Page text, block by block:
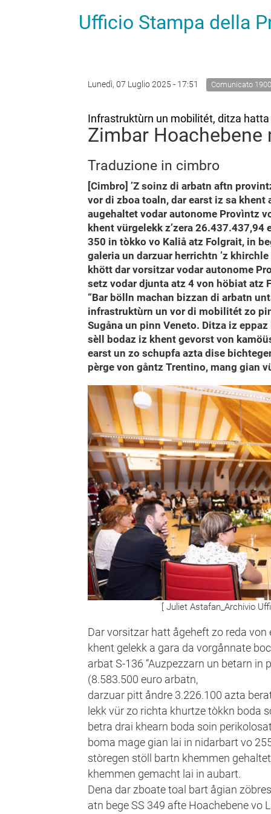
Ufficio Stampa della
Lunedì, 07 Luglio 2025 - 17:51 Comunicato 1900
Infrastruktùrn un mobilitét, ditza
Zimbar
Traduzione in cimbro
[Cimbro] ’Z soinz di arbatn aftn
vor di zboa toaln, dar earst iz sa
augehaltet vodar autonome Provìntz
khent vürgelekk z’zera
350 in tòkko vo Kaliå atz Folgrait, in
galeria un darzuar herrichtn ’z
khött dar vorsitzar vodar autonome
setz vodar djunta atz 4 von höbiat atz
“Bar bölln machan bizzan di arbatn
infrastruktùrn un vor di mobilitét zo
Sugåna un pinn Veneto. Ditza iz
sèll bodaz iz khent gevorst von
earst un zo schupfa azta dise
pèrge von gåntz Trentino, mang gian
[ Juliet Astafan_Archivio
Dar vorsitzar hatt ågeheft zo reda von
khent gelekk a gara da vorgånnate
arbat S-136 “Auzpezzarn un betarn in
(8.583.500 euro arbatn,
darzuar pitt åndre 3.226.100 azta
lekk vür zo richta khurtze tòkkn boda
betra drai khearn boda soin
boma mage gian lai in nidarbart vo
stòregen stöll bartn khemmen
khemmen gemacht lai in aubart.
Dena dar zboate toal bart ågian
atn bege SS 349 afte Hoachebene vo